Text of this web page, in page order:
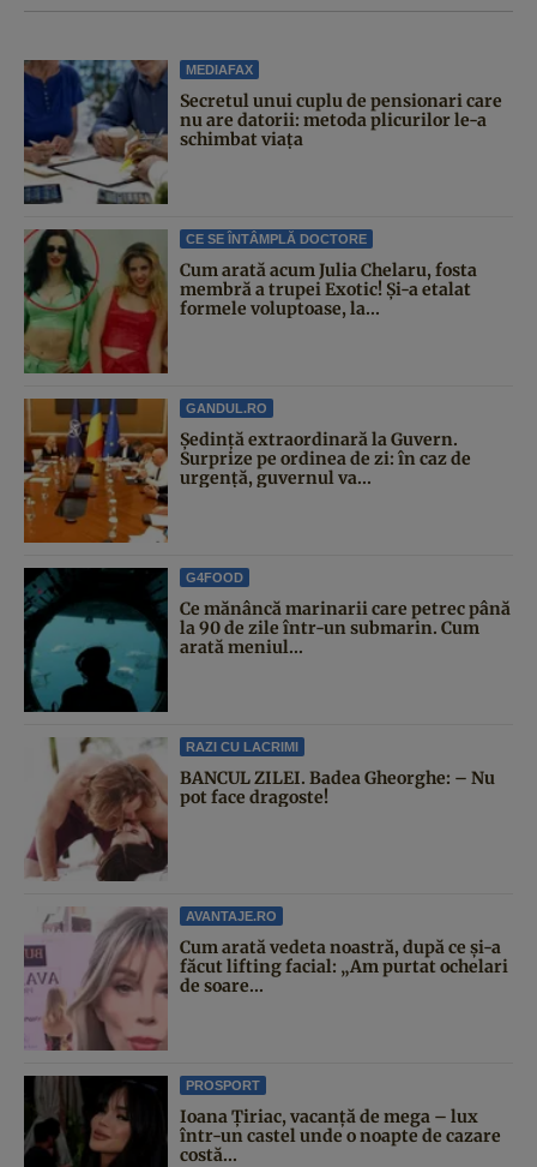
MEDIAFAX
Secretul unui cuplu de pensionari care
nu are datorii: metoda plicurilor le-a
schimbat viața
CE SE ÎNTÂMPLĂ DOCTORE
Cum arată acum Julia Chelaru, fosta
membră a trupei Exotic! Și-a etalat
formele voluptoase, la...
GANDUL.RO
Şedinţă extraordinară la Guvern.
Surprize pe ordinea de zi: în caz de
urgență, guvernul va...
G4FOOD
Ce mănâncă marinarii care petrec până
la 90 de zile într-un submarin. Cum
arată meniul...
RAZI CU LACRIMI
BANCUL ZILEI. Badea Gheorghe: – Nu
pot face dragoste!
AVANTAJE.RO
Cum arată vedeta noastră, după ce și-a
făcut lifting facial: „Am purtat ochelari
de soare...
PROSPORT
Ioana Țiriac, vacanță de mega – lux
într-un castel unde o noapte de cazare
costă...